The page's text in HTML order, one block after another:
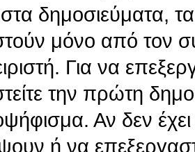
δημοσιεύματα,
μόνο από τον
Για να
την πρώτη
Αν δεν
ή να